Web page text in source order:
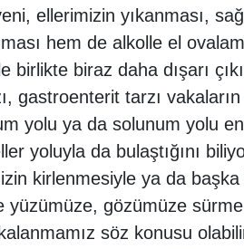
ellerimizin yıkanması,
hem de alkolle el
biraz daha dışarı
gastroenterit tarzı
yolu ya da solunum yolu
yoluyla da bulaştığını
kirlenmesiyle ya da başka
yüzümüze, gözümüze
söz konusu